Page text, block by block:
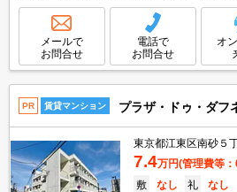
モニター付インターホン。浴室換気乾燥式。
解約時、違約金家賃＋管理費の１ヶ月分。
メールで
お問合せ
電話で
お問合せ
オ
PR 賃貸マンション プラザ・ドゥ・ダフ
東京都江東区南砂５
7.4万円(管理費等
敷
なし 礼
なし